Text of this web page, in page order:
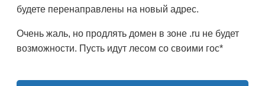
будете перенаправлены на новый адрес.
Очень жаль, но продлять домен в зоне .ru не будет
возможности. Пусть идут лесом со своими гос*